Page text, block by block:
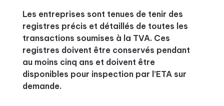
Les entreprises sont tenues de tenir des
registres précis et détaillés de toutes les
transactions soumises à la TVA. Ces
registres doivent être conservés pendant
au moins cinq ans et doivent être
disponibles pour inspection par l’ETA sur
demande.